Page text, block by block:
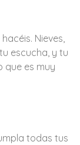
Nieves,
escucha, y tu
que es muy
todas tus